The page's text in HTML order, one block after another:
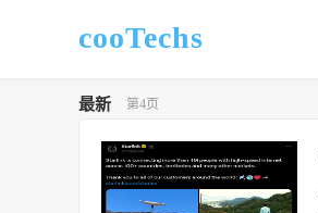
cooTechs
最新 第4页